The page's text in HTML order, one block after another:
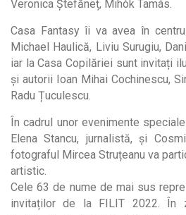
Veronica Ștefăneț, Mihók Tamás.
Casa Fantasy îi va avea în
Michael Haulică, Liviu Surugiu,
iar la Casa Copilăriei sunt invitați
și autorii Ioan Mihai Cochinescu,
Radu Țuculescu.
În cadrul unor evenimente
Elena Stancu, jurnalistă, și
fotograful Mircea Struțeanu va
artistic.
Cele 63 de nume de mai sus
invitaților de la FILIT 2022. În